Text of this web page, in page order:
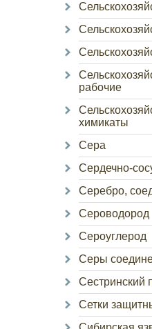
рабочие
химикаты
Сера
Сердечно-
Серебро,
Сероводород
Сероуглерод
Серы
Сестринский
Сетки